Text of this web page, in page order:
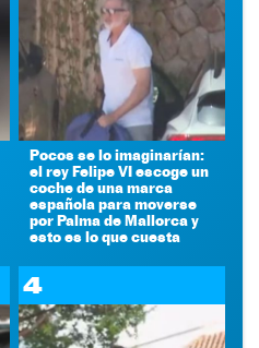
Pocos se lo imaginarían:
el rey Felipe VI escoge un
coche de una marca
española para moverse
por Palma de Mallorca y
esto es lo que cuesta
4